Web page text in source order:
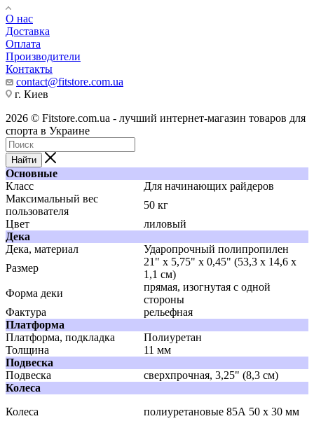
О нас
Доставка
Оплата
Производители
Контакты
contact@fitstore.com.ua
г. Киев
2026 © Fitstore.com.ua - лучший интернет-магазин товаров для
спорта в Украине
Найти
Основные
Класс
Для начинающих райдеров
Максимальный вес
пользователя
50 кг
Цвет
лиловый
Дека
Дека, материал
Ударопрочный полипропилен
Размер
21" х 5,75" х 0,45" (53,3 x 14,6 x
1,1 см)
Форма деки
прямая, изогнутая с одной
стороны
Фактура
рельефная
Платформа
Платформа, подкладка
Полиуретан
Толщина
11 мм
Подвеска
Подвеска
сверхпрочная, 3,25" (8,3 см)
Колеса
Колеса
полиуретановые 85А 50 х 30 мм